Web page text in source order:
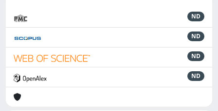
ND
ND
ND
ND